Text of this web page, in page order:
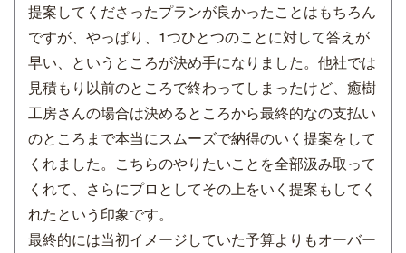
提案してくださったプランが良かったことはもちろん
ですが、やっぱり、1つひとつのことに対して答えが
早い、というところが決め手になりました。他社では
見積もり以前のところで終わってしまったけど、癒樹
工房さんの場合は決めるところから最終的なの支払い
のところまで本当にスムーズで納得のいく提案をして
くれました。こちらのやりたいことを全部汲み取って
くれて、さらにプロとしてその上をいく提案もしてく
れたという印象です。
最終的には当初イメージしていた予算よりもオーバー